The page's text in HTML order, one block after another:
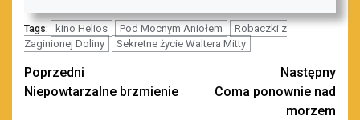
Tags: kino Helios Pod Mocnym Aniołem
Robaczki z
Zaginionej Doliny
Sekretne życie Waltera Mitty
Zobacz
wpisy
Poprzedni
Niepowtarzalne brzmienie
Następny
Coma ponownie nad
morzem